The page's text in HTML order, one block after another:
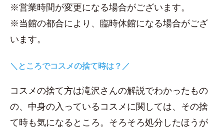
※営業時間が変更になる場合がございます。
※当館の都合により、臨時休館になる場合がござ
います。
＼ところでコスメの捨て時は？／
コスメの捨て方は滝沢さんの解説でわかったもの
の、中身の入っているコスメに関しては、その捨
て時も気になるところ。そろそろ処分したほうが